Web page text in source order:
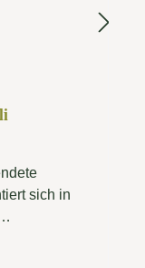
sich in